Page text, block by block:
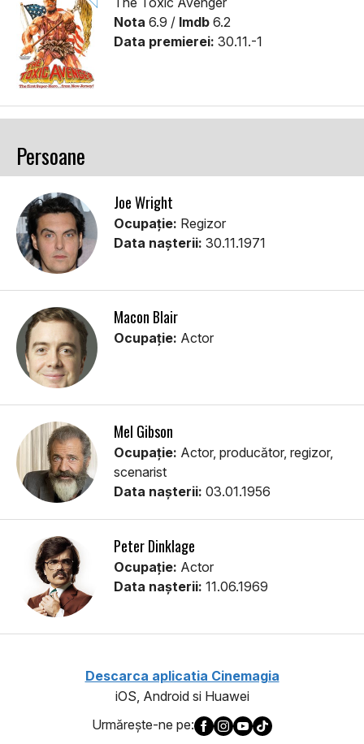
Nota 6.9 / Imdb 6.2
Data premierei: 30.11.-1
Persoane
Joe Wright
Ocupație: Regizor
Data nașterii: 30.11.1971
Macon Blair
Ocupație: Actor
Mel Gibson
Ocupație: Actor, producător, regizor,
scenarist
Data nașterii: 03.01.1956
Peter Dinklage
Ocupație: Actor
Data nașterii: 11.06.1969
Descarca aplicatia Cinemagia
iOS, Android si Huawei
Urmăreşte-ne pe: